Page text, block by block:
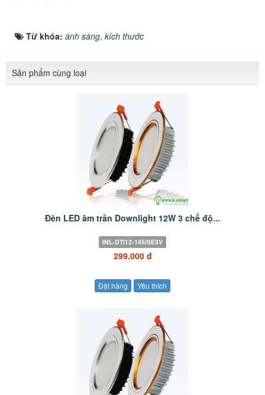
Từ khóa: ánh sáng, kích thước
Sản phẩm cùng loại
Đèn LED âm trần Downlight 12W 3 chế độ...
INL-DTI12-145/SE3V
299.000 đ
Đặt hàng Yêu thích